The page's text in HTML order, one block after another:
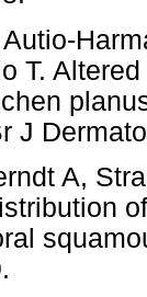
T.
J
A,